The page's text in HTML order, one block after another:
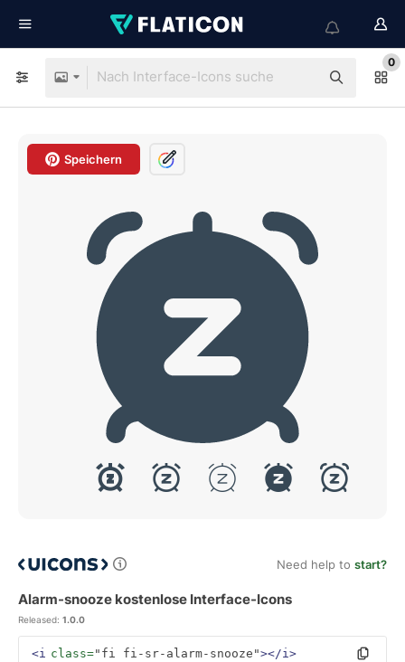
0
Speichern
Need help to start?
Alarm-snooze kostenlose Interface-Icons
Released: 1.0.0
<i class="fi fi-sr-alarm-snooze"></i>